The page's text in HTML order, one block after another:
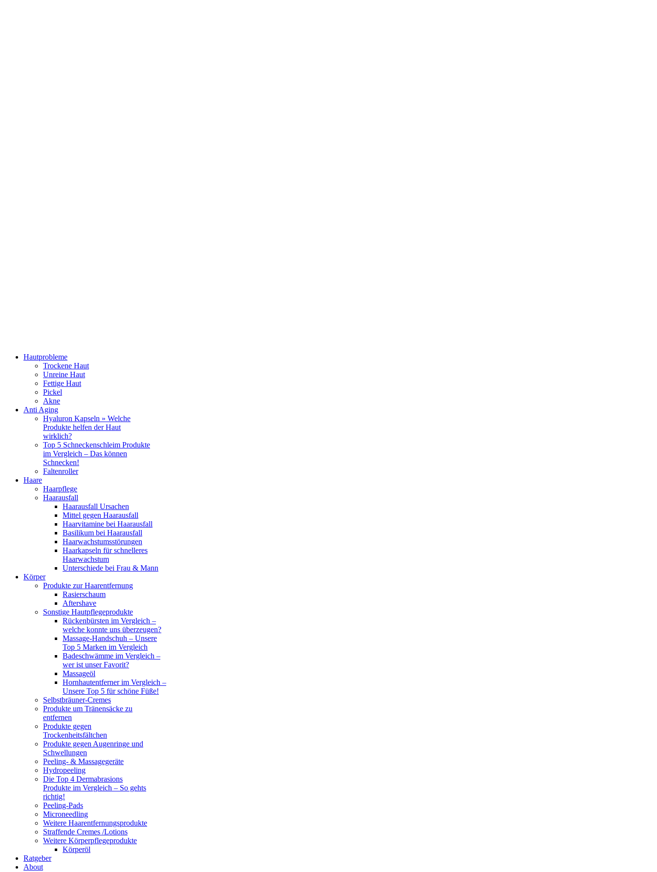
Hautprobleme
Trockene Haut
Unreine Haut
Fettige Haut
Pickel
Akne
Anti Aging
Hyaluron Kapseln » Welche
Produkte helfen der Haut
wirklich?
Top 5 Schneckenschleim Produkte
im Vergleich – Das können
Schnecken!
Faltenroller
Haare
Haarpflege
Haarausfall
Haarausfall Ursachen
Mittel gegen Haarausfall
Haarvitamine bei Haarausfall
Basilikum bei Haarausfall
Haarwachstumsstörungen
Haarkapseln für schnelleres
Haarwachstum
Unterschiede bei Frau & Mann
Körper
Produkte zur Haarentfernung
Rasierschaum
Aftershave
Sonstige Hautpflegeprodukte
Rückenbürsten im Vergleich –
welche konnte uns überzeugen?
Massage-Handschuh – Unsere
Top 5 Marken im Vergleich
Badeschwämme im Vergleich –
wer ist unser Favorit?
Massageöl
Hornhautentferner im Vergleich –
Unsere Top 5 für schöne Füße!
Selbstbräuner-Cremes
Produkte um Tränensäcke zu
entfernen
Produkte gegen
Trockenheitsfältchen
Produkte gegen Augenringe und
Schwellungen
Peeling- & Massagegeräte
Hydropeeling
Die Top 4 Dermabrasions
Produkte im Vergleich – So gehts
richtig!
Peeling-Pads
Microneedling
Weitere Haarentfernungsprodukte
Straffende Cremes /Lotions
Weitere Körperpflegeprodukte
Körperöl
Ratgeber
About